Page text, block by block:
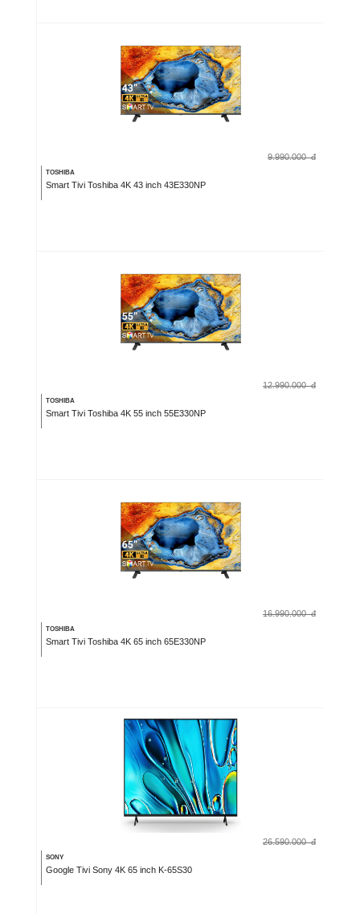
9.990.000 đ
TOSHIBA
Smart Tivi Toshiba 4K 43 inch 43E330NP
12.990.000 đ
TOSHIBA
Smart Tivi Toshiba 4K 55 inch 55E330NP
16.990.000 đ
TOSHIBA
Smart Tivi Toshiba 4K 65 inch 65E330NP
26.590.000 đ
SONY
Google Tivi Sony 4K 65 inch K-65S30